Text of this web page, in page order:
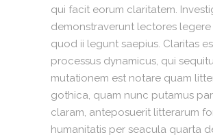
qui facit eorum claritatem.
demonstraverunt lectores legere
quod ii legunt saepius. Claritas
processus dynamicus, qui
mutationem est notare quam
gothica, quam nunc putamus
claram, anteposuerit litterarum
humanitatis per seacula quarta